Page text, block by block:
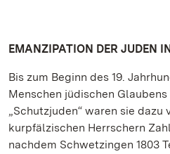
EMANZIPATION DER JUDEN
Bis zum Beginn des 19.
Menschen jüdischen
„Schutzjuden“ waren sie
kurpfälzischen Herrschern
nachdem Schwetzingen 1803